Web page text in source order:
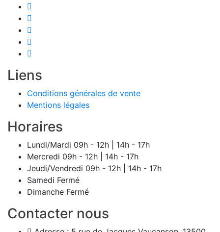
Liens
Conditions générales de vente
Mentions légales
Horaires
Lundi/Mardi 09h - 12h | 14h - 17h
Mercredi 09h - 12h | 14h - 17h
Jeudi/Vendredi 09h - 12h | 14h - 17h
Samedi Fermé
Dimanche Fermé
Contacter nous